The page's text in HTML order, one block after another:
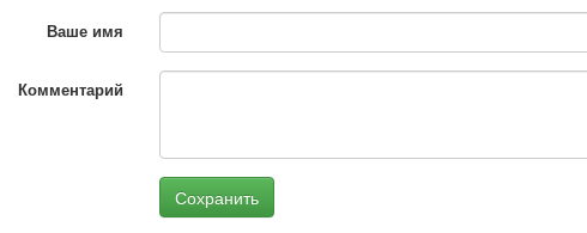
Ваше имя
Комментарий
Сохранить